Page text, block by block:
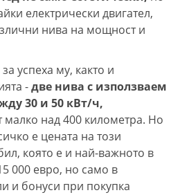
електрически двигател,
нива на мощност и
успеха му, както и
-две нива с използваем
30 и 50 кВт/ч,
малко над 400 километра. Но
е цената на този
която е и най-важното в
000 евро, но само в
и бонуси при покупка